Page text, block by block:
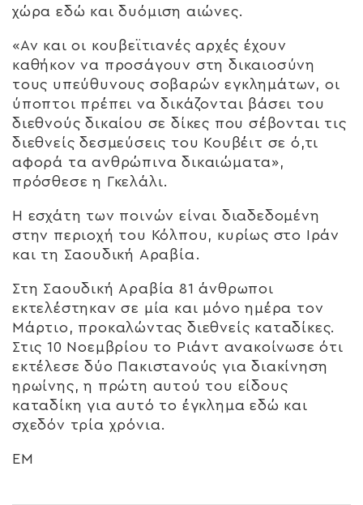
χώρα εδώ και δυόμιση αιώνες.
«Αν και οι κουβεϊτιανές αρχές έχουν
καθήκον να προσάγουν στη δικαιοσύνη
τους υπεύθυνους σοβαρών εγκλημάτων, οι
ύποπτοι πρέπει να δικάζονται βάσει του
διεθνούς δικαίου σε δίκες που σέβονται τις
διεθνείς δεσμεύσεις του Κουβέιτ σε ό,τι
αφορά τα ανθρώπινα δικαιώματα»,
πρόσθεσε η Γκελάλι.
Η εσχάτη των ποινών είναι διαδεδομένη
στην περιοχή του Κόλπου, κυρίως στο Ιράν
και τη Σαουδική Αραβία.
Στη Σαουδική Αραβία 81 άνθρωποι
εκτελέστηκαν σε μία και μόνο ημέρα τον
Μάρτιο, προκαλώντας διεθνείς καταδίκες.
Στις 10 Νοεμβρίου το Ριάντ ανακοίνωσε ότι
εκτέλεσε δύο Πακιστανούς για διακίνηση
ηρωίνης, η πρώτη αυτού του είδους
καταδίκη για αυτό το έγκλημα εδώ και
σχεδόν τρία χρόνια.
ΕΜ